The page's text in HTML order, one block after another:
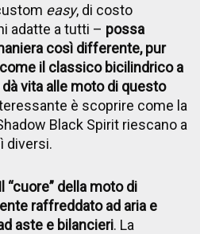
easy, di costo
adatte a tutti – possa
così differente, pur
il classico bicilindrico a
vita alle moto di questo
è scoprire come la
Black Spirit riescano a
diversi.
“cuore” della moto di
raffreddato ad aria e
aste e bilancieri. La